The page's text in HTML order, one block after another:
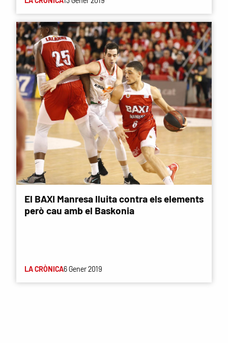
El BAXI Manresa lluita contra els elements
però cau amb el Baskonia
LA CRÒNICA6 Gener 2019